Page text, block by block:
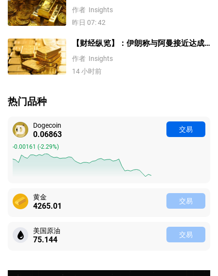
WTI原油、美元指数、纳指100指数技术
分析
作者 Insights
昨日 07: 42
【财经纵览】：伊朗称与阿曼接近达成
协议，黄金涨超200美元、WTI原油三连
跌，道指续创历史新高！
作者 Insights
14 小时前
热门品种
Dogecoin
0.06863
-0.00161 (-2.29%)
交易
黄金
4265.01 交易
美国原油
75.144 交易